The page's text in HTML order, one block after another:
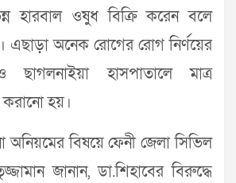
হারবাল ওষুধ বিক্রি করেন বলে
এছাড়া অনেক রোগের রোগ নির্ণয়ের
ছাগলনাইয়া হাসপাতালে মাত্র
করানো হয়।
অনিয়মের বিষয়ে ফেনী জেলা সিভিল
জানান, ডা.শিহাবের বিরুদ্ধে